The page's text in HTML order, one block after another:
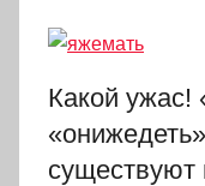
Какой ужас!
существуют